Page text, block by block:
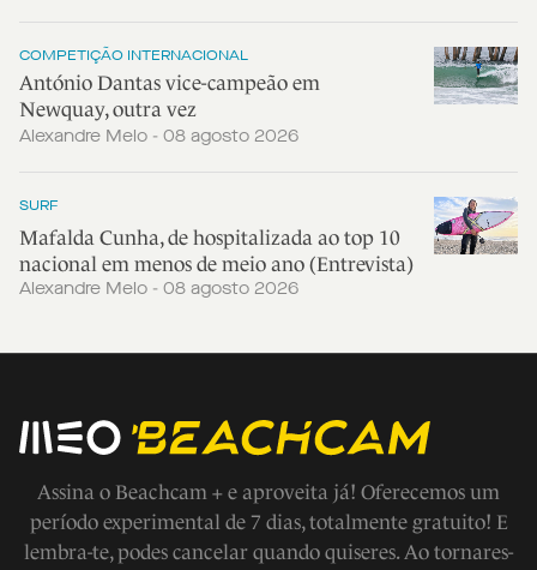
COMPETIÇÃO INTERNACIONAL
António Dantas vice-campeão em
Newquay, outra vez
Alexandre Melo - 08 agosto 2026
SURF
Mafalda Cunha, de hospitalizada ao top 10
nacional em menos de meio ano (Entrevista)
Alexandre Melo - 08 agosto 2026
Assina o Beachcam + e aproveita já! Oferecemos um
período experimental de 7 dias, totalmente gratuito! E
lembra-te, podes cancelar quando quiseres. Ao tornares-